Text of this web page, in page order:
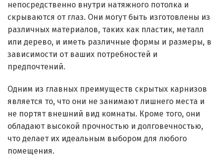
непосредственно внутри натяжного потолка и
скрываются от глаз. Они могут быть изготовлены из
различных материалов, таких как пластик, металл
или дерево, и иметь различные формы и размеры, в
зависимости от ваших потребностей и
предпочтений.
Одним из главных преимуществ скрытых карнизов
является то, что они не занимают лишнего места и
не портят внешний вид комнаты. Кроме того, они
обладают высокой прочностью и долговечностью,
что делает их идеальным выбором для любого
помещения.